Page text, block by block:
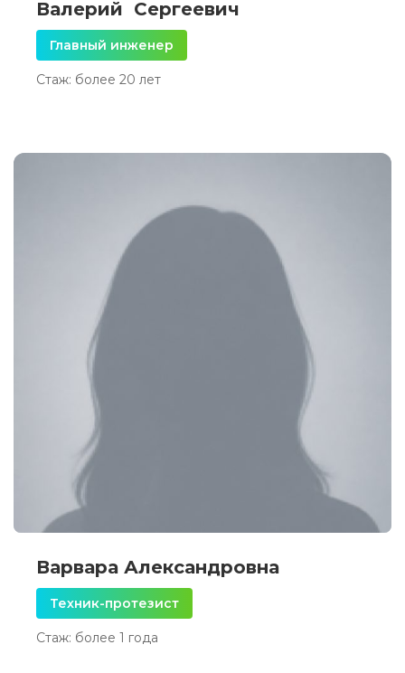
Валерий Сергеевич
Главный инженер
Стаж: более 20 лет
Варвара Александровна
Техник-протезист
Стаж: более 1 года